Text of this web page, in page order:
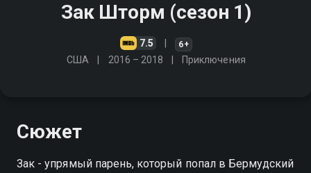
Зак Шторм (сезон 1)
7.5 6+
США 2016 – 2018 Приключения
Сюжет
Зак - упрямый парень, который попал в Бермудский